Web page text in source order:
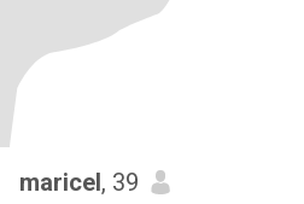
maricel, 39